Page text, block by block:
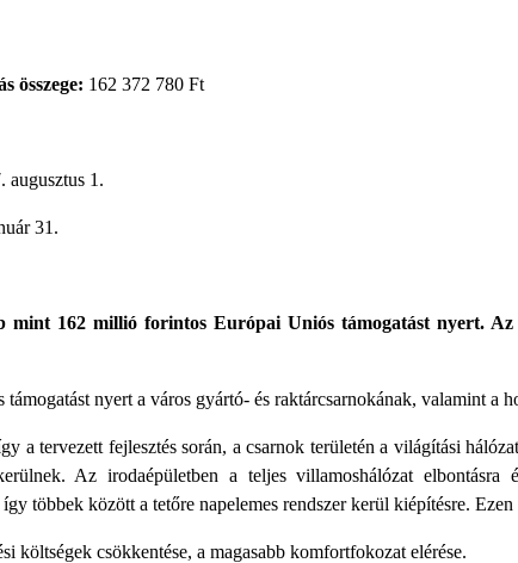
összege: 162 372 780 Ft
augusztus 1.
31.
mint 162 millió forintos Európai Uniós támogatást nyert.
nyert a város gyártó- és raktárcsarnokának, valamint a
a tervezett fejlesztés során, a csarnok területén a világítási
Az irodaépületben a teljes villamoshálózat
többek között a tetőre napelemes rendszer kerül kiépítésre.
költségek csökkentése, a magasabb komfortfokozat elérése.